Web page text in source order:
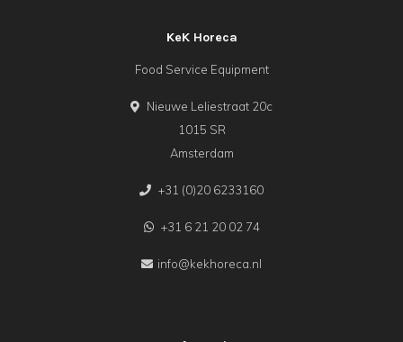
KeK Horeca
Food Service Equipment
Nieuwe Leliestraat 20c
1015 SR
Amsterdam
+31 (0)20 6233160
+31 6 21 20 02 74
info@kekhoreca.nl